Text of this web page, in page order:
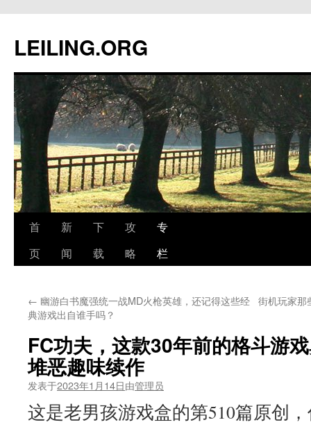
文
LEILING.ORG
首
页
新
闻
下
载
攻
略
专
栏
← 幽游白书魔强统一战MD火枪英雄，还记得这些经
典游戏出自谁手吗？
街机玩家那
FC功夫，这款30年前的格斗游
堆恶趣味续作
发表于2023年1月14日由管理员
这是老男孩游戏盒的第510篇原创